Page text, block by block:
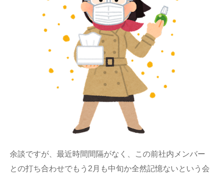
余談ですが、最近時間間隔がなく、この前社内メンバー
との打ち合わせでもう2月も中旬か全然記憶ないという会